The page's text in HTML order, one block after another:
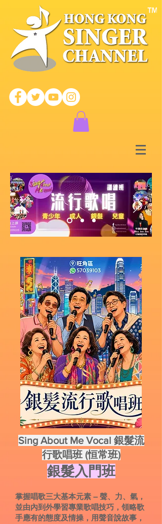
Sing About Me Vocal 銀髮流
行歌唱班 (恒常班)
銀髮入門班
掌握唱歌三大基本元素 – 聲、力、氣，
並由內到外學習專業歌唱技巧，領略歌
手應有的態度及情操，用聲音說故事，